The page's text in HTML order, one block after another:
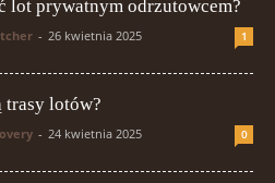
lot prywatnym odrzutowcem?
- 26 kwietnia 2025 1
lotów?
- 24 kwietnia 2025 0